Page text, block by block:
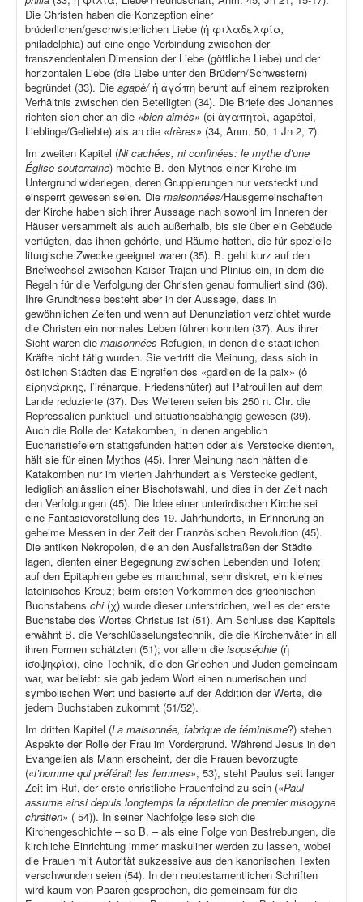
Die Christen haben die Konzeption einer
brüderlichen/geschwisterlichen Liebe (ἡ φιλαδελφία,
philadelphia) auf eine enge Verbindung zwischen der
transzendentalen Dimension der Liebe (göttliche Liebe) und der
horizontalen Liebe (die Liebe unter den Brüdern/Schwestern)
begründet (33). Die agapè/ἡ ἀγάπη beruht auf einem reziproken
Verhältnis zwischen den Beteiligten (34). Die Briefe des Johannes
richten sich eher an die «bien-aimés» (οἱ ἀγαπητοί, agapétoi,
Lieblinge/Geliebte) als an die «frères» (34, Anm. 50, 1 Jn 2, 7).
Im zweiten Kapitel (Ni cachées, ni confinées: le mythe d’une
Église souterraine) möchte B. den Mythos einer Kirche im
Untergrund widerlegen, deren Gruppierungen nur versteckt und
einsperrt gewesen seien. Die maisonnées/Hausgemeinschaften
der Kirche haben sich ihrer Aussage nach sowohl im Inneren der
Häuser versammelt als auch außerhalb, bis sie über ein Gebäude
verfügten, das ihnen gehörte, und Räume hatten, die für spezielle
liturgische Zwecke geeignet waren (35). B. geht kurz auf den
Briefwechsel zwischen Kaiser Trajan und Plinius ein, in dem die
Regeln für die Verfolgung der Christen genau formuliert sind (36).
Ihre Grundthese besteht aber in der Aussage, dass in
gewöhnlichen Zeiten und wenn auf Denunziation verzichtet wurde
die Christen ein normales Leben führen konnten (37). Aus ihrer
Sicht waren die maisonnées Refugien, in denen die staatlichen
Kräfte nicht tätig wurden. Sie vertritt die Meinung, dass sich in
östlichen Städten das Eingreifen des «gardien de la paix» (ὁ
εἰρηνάρκης, l’irénarque, Friedenshüter) auf Patrouillen auf dem
Lande reduzierte (37). Des Weiteren seien bis 250 n. Chr. die
Repressalien punktuell und situationsabhängig gewesen (39).
Auch die Rolle der Katakomben, in denen angeblich
Eucharistiefeiern stattgefunden hätten oder als Verstecke dienten,
hält sie für einen Mythos (45). Ihrer Meinung nach hätten die
Katakomben nur im vierten Jahrhundert als Verstecke gedient,
lediglich anlässlich einer Bischofswahl, und dies in der Zeit nach
den Verfolgungen (45). Die Idee einer unterirdischen Kirche sei
eine Fantasievorstellung des 19. Jahrhunderts, in Erinnerung an
geheime Messen in der Zeit der Französischen Revolution (45).
Die antiken Nekropolen, die an den Ausfallstraßen der Städte
lagen, dienten einer Begegnung zwischen Lebenden und Toten;
auf den Epitaphien gebe es manchmal, sehr diskret, ein kleines
lateinisches Kreuz; beim ersten Vorkommen des griechischen
Buchstabens chi (χ) wurde dieser unterstrichen, weil es der erste
Buchstabe des Wortes Christus ist (51). Am Schluss des Kapitels
erwähnt B. die Verschlüsselungstechnik, die die Kirchenväter in all
ihren Formen schätzten (51); vor allem die isopséphie (ἡ
ἰσοψηφία), eine Technik, die den Griechen und Juden gemeinsam
war, war beliebt: sie gab jedem Wort einen numerischen und
symbolischen Wert und basierte auf der Addition der Werte, die
jedem Buchstaben zukommt (51/52).
Im dritten Kapitel (La maisonnée, fabrique de féminisme?) stehen
Aspekte der Rolle der Frau im Vordergrund. Während Jesus in den
Evangelien als Mann erscheint, der die Frauen bevorzugte
(«l’homme qui préférait les femmes», 53), steht Paulus seit langer
Zeit im Ruf, der erste christliche Frauenfeind zu sein («Paul
assume ainsi depuis longtemps la réputation de premier misogyne
chrétien» ( 54)). In seiner Nachfolge lese sich die
Kirchengeschichte – so B. – als eine Folge von Bestrebungen, die
kirchliche Einrichtung immer maskuliner werden zu lassen, wobei
die Frauen mit Autorität sukzessive aus den kanonischen Texten
verschwunden seien (54). In den neutestamentlichen Schriften
wird kaum von Paaren gesprochen, die gemeinsam für die